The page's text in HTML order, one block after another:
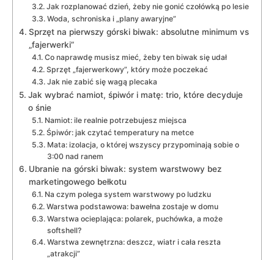
Jak rozplanować dzień, żeby nie gonić czołówką po lesie
Woda, schroniska i „plany awaryjne”
Sprzęt na pierwszy górski biwak: absolutne minimum vs
„fajerwerki”
Co naprawdę musisz mieć, żeby ten biwak się udał
Sprzęt „fajerwerkowy”, który może poczekać
Jak nie zabić się wagą plecaka
Jak wybrać namiot, śpiwór i matę: trio, które decyduje
o śnie
Namiot: ile realnie potrzebujesz miejsca
Śpiwór: jak czytać temperatury na metce
Mata: izolacja, o której wszyscy przypominają sobie o
3:00 nad ranem
Ubranie na górski biwak: system warstwowy bez
marketingowego bełkotu
Na czym polega system warstwowy po ludzku
Warstwa podstawowa: bawełna zostaje w domu
Warstwa ocieplająca: polarek, puchówka, a może
softshell?
Warstwa zewnętrzna: deszcz, wiatr i cała reszta
„atrakcji”